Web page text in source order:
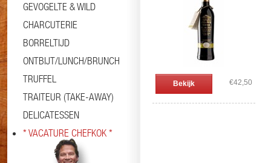
GEVOGELTE & WILD
CHARCUTERIE
BORRELTIJD
ONTBIJT/LUNCH/BRUNCH
TRUFFEL
TRAITEUR (TAKE-AWAY)
DELICATESSEN
* VACATURE CHEFKOK *
Bekijk €42,50